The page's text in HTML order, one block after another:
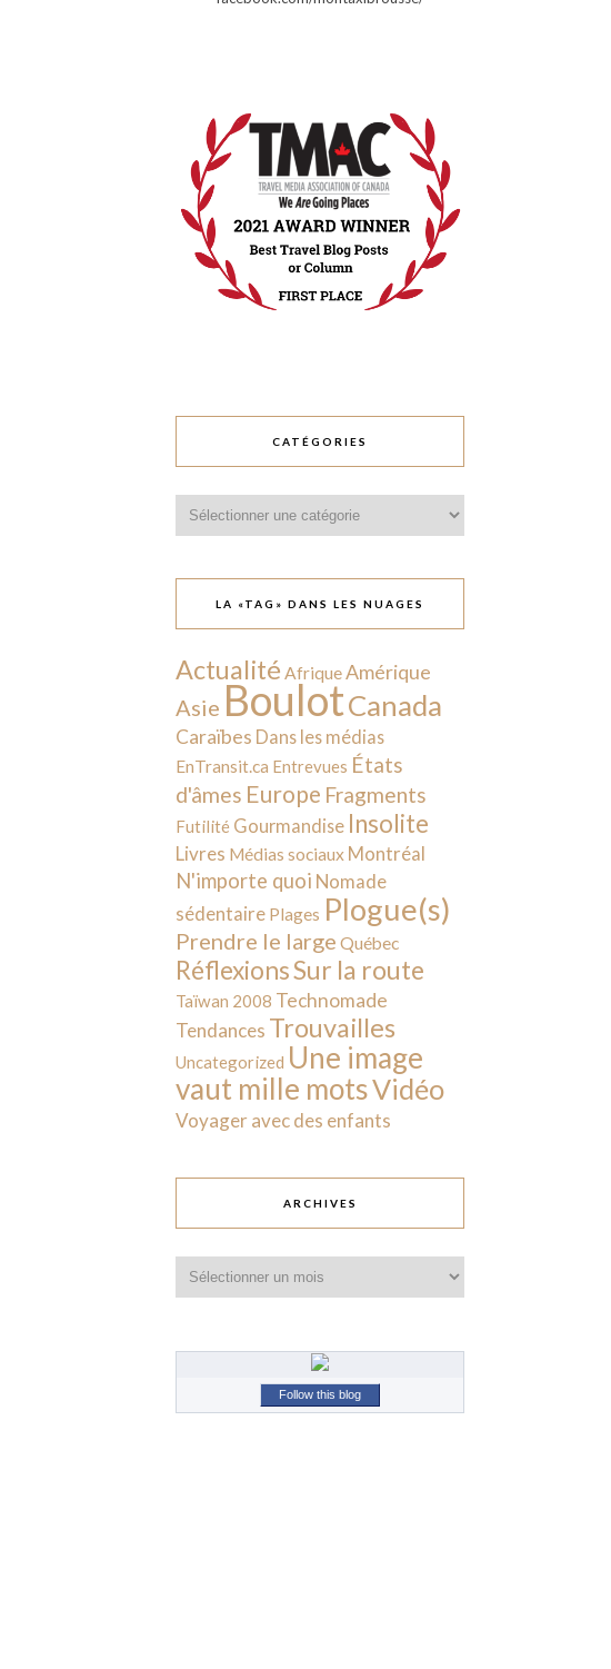
CATÉGORIES
LA «TAG» DANS LES NUAGES
Actualité AfriqueAmérique
Asie BoulotCanada
Caraïbes Dans les médias
EnTransit.ca Entrevues États
d'âmes Europe Fragments
Futilité Gourmandise Insolite
Livres Médias sociaux Montréal
N'importe quoi Nomade
sédentaire Plages Plogue(s)
Prendre le large Québec
RéflexionsSur la route
Taïwan 2008 Technomade
Tendances Trouvailles
Uncategorized Une image
vaut mille motsVidéo
Voyager avec des enfants
ARCHIVES
Follow this blog